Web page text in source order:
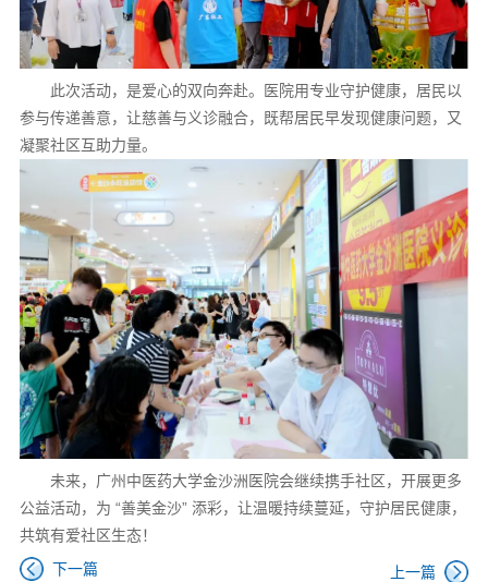
此次活动，是爱心的双向奔赴。医院用专业守护健康，居民以
参与传递善意，让慈善与义诊融合，既帮居民早发现健康问题，又
凝聚社区互助力量。
未来，广州中医药大学金沙洲医院会继续携手社区，开展更多
公益活动，为 “善美金沙” 添彩，让温暖持续蔓延，守护居民健康，
共筑有爱社区生态！
下一篇
上一篇